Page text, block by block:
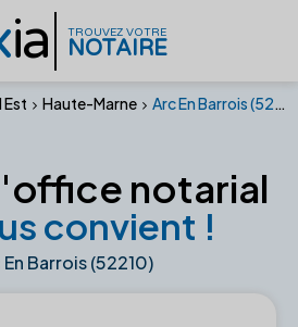
ia TROUVEZ VOTRE
NOTAIRE
Est Haute-Marne Arc En Barrois (52210)
notarial
convient !
Barrois (52210)